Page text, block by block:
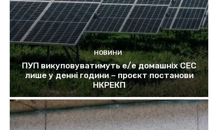
НОВИНИ
ПУП викуповуватимуть е/е домашніх СЕС
лише у денні години – проєкт постанови
НКРЕКП